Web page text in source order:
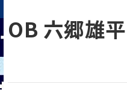
OB 六郷雄平